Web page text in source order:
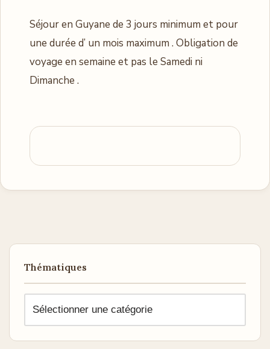
Séjour en Guyane de 3 jours minimum et pour
une durée d’ un mois maximum . Obligation de
voyage en semaine et pas le Samedi ni
Dimanche .
Thématiques